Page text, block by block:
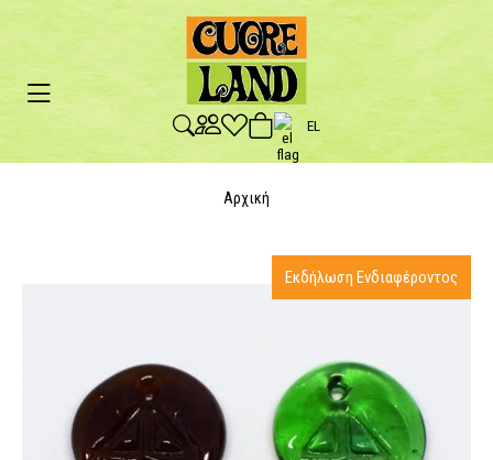
EL
Αρχική
Εκδήλωση Ενδιαφέροντος